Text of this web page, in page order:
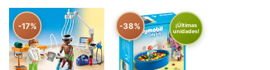
-17% -38%
¡Últimas
unidades!